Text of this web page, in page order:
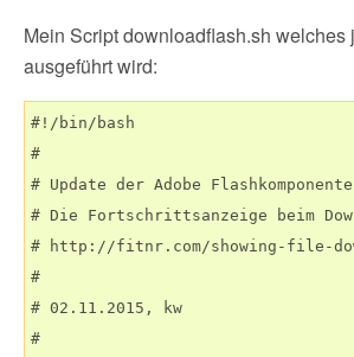
Mein Script downloadflash.sh welches
ausgeführt wird:
#!/bin/bash
#
# Update der Adobe
# Die Fortschrittsanzeige beim
# http://fitnr.com/showing-file-
#
# 02.11.2015, kw
#